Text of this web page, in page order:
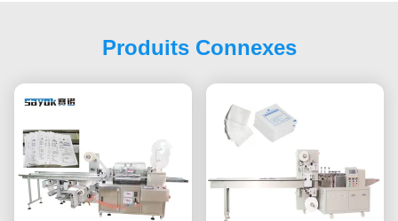
Produits Connexes